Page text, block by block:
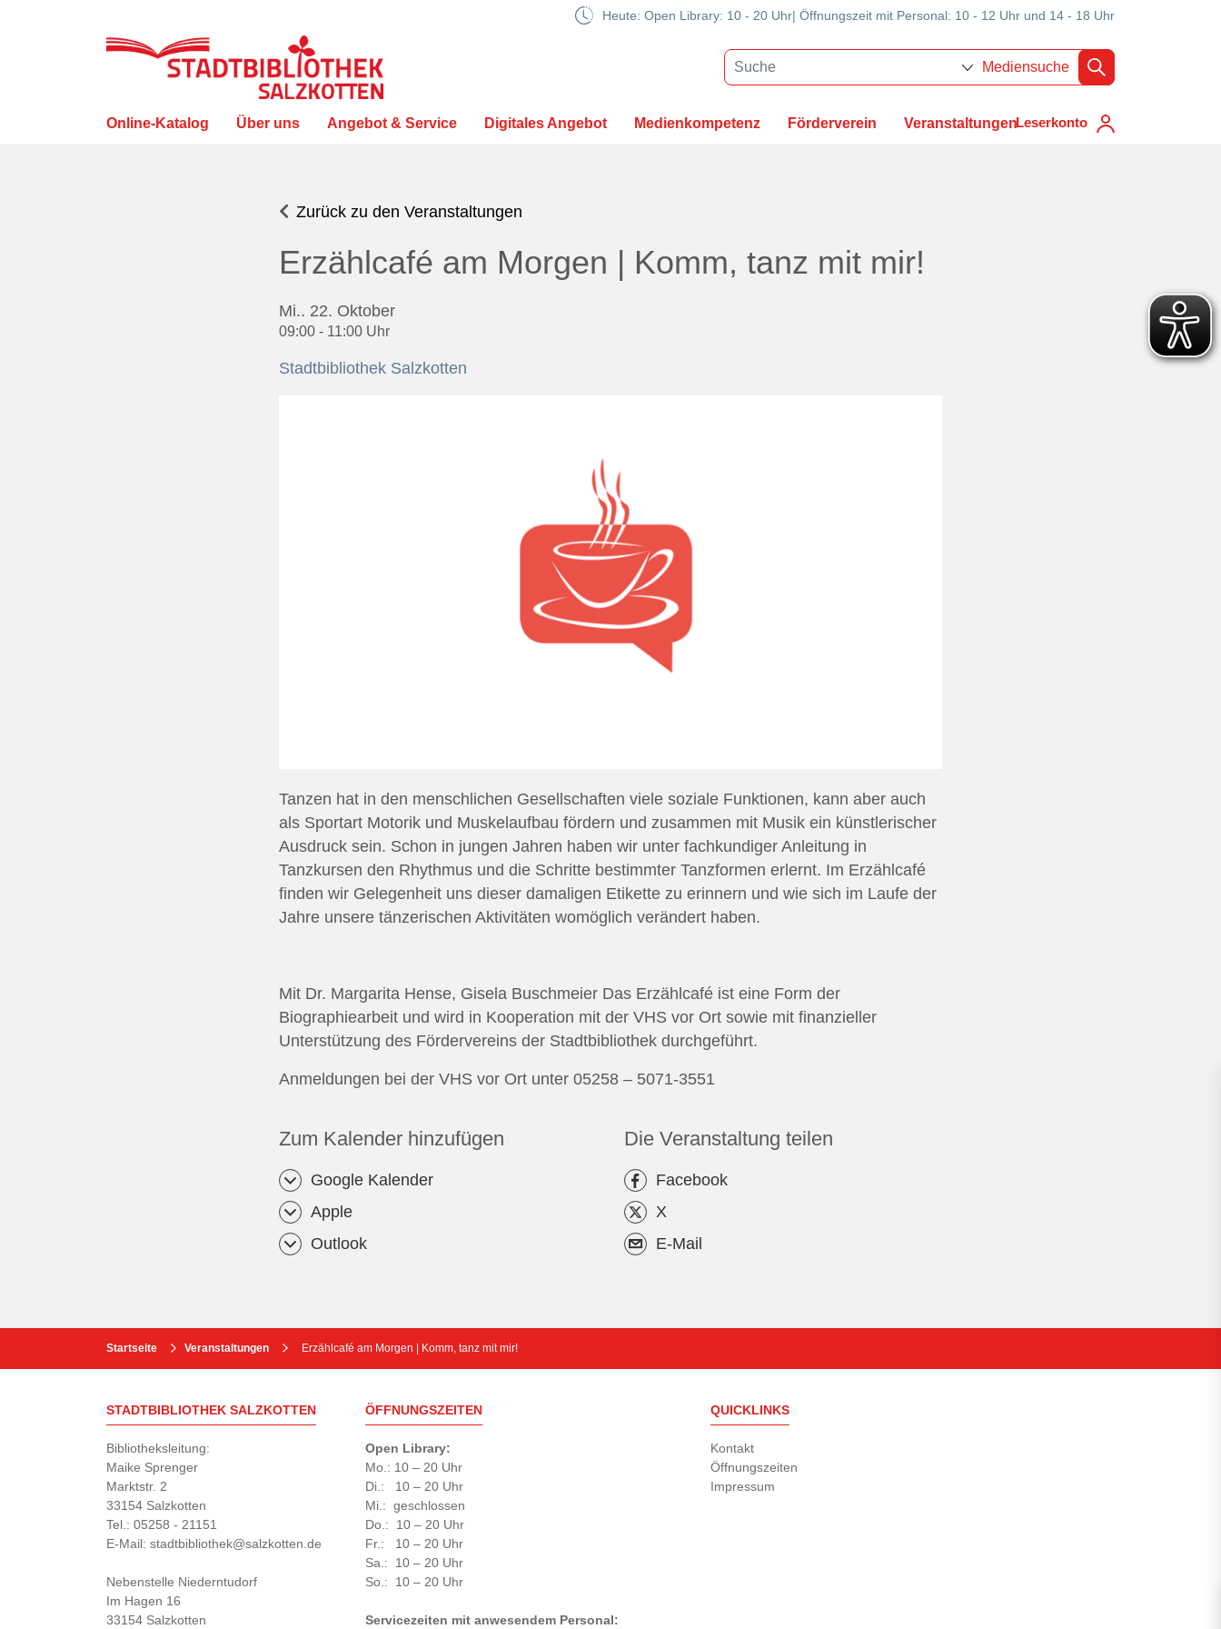
Heute: Open Library: 10 - 20 Uhr| Öffnungszeit mit Personal: 10 - 12 Uhr und 14 - 18 Uhr
Mediensuche
Online-Katalog Über uns Angebot & Service Digitales Angebot Medienkompetenz Förderverein VeranstaltungenLeserkonto
Zurück zu den Veranstaltungen
Erzählcafé am Morgen | Komm, tanz mit mir!
Mi.. 22. Oktober
09:00 - 11:00 Uhr
Stadtbibliothek Salzkotten
Tanzen hat in den menschlichen Gesellschaften viele soziale Funktionen, kann aber auch
als Sportart Motorik und Muskelaufbau fördern und zusammen mit Musik ein künstlerischer
Ausdruck sein. Schon in jungen Jahren haben wir unter fachkundiger Anleitung in
Tanzkursen den Rhythmus und die Schritte bestimmter Tanzformen erlernt. Im Erzählcafé
finden wir Gelegenheit uns dieser damaligen Etikette zu erinnern und wie sich im Laufe der
Jahre unsere tänzerischen Aktivitäten womöglich verändert haben.
Mit Dr. Margarita Hense, Gisela Buschmeier Das Erzählcafé ist eine Form der
Biographiearbeit und wird in Kooperation mit der VHS vor Ort sowie mit finanzieller
Unterstützung des Fördervereins der Stadtbibliothek durchgeführt.
Anmeldungen bei der VHS vor Ort unter 05258 – 5071-3551
Zum Kalender hinzufügen
Google Kalender
Apple
Outlook
Die Veranstaltung teilen
Facebook
X
E-Mail
Startseite Veranstaltungen Erzählcafé am Morgen | Komm, tanz mit mir!
STADTBIBLIOTHEK SALZKOTTEN
Bibliotheksleitung:
Maike Sprenger
Marktstr. 2
33154 Salzkotten
Tel.: 05258 - 21151
E-Mail: stadtbibliothek@salzkotten.de
Nebenstelle Niederntudorf
Im Hagen 16
33154 Salzkotten
ÖFFNUNGSZEITEN
Open Library:
Mo.: 10 – 20 Uhr
Di.: 10 – 20 Uhr
Mi.: geschlossen
Do.: 10 – 20 Uhr
Fr.: 10 – 20 Uhr
Sa.: 10 – 20 Uhr
So.: 10 – 20 Uhr
Servicezeiten mit anwesendem Personal:
QUICKLINKS
Kontakt
Öffnungszeiten
Impressum